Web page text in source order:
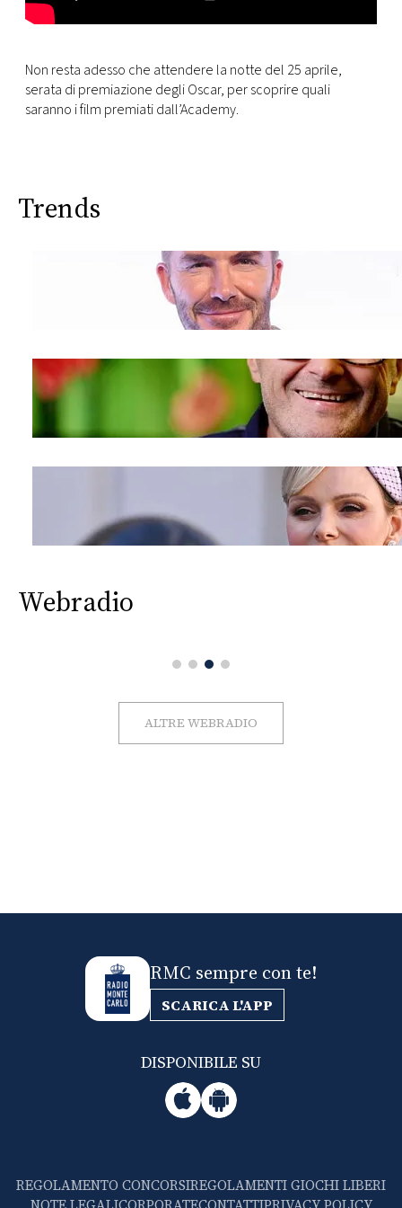
Non resta adesso che attendere la notte del 25 aprile,
serata di premiazione degli Oscar, per scoprire quali
saranno i film premiati dall’Academy.
Trends
Webradio
ALTRE WEBRADIO
RMC sempre con te!
SCARICA L'APP
DISPONIBILE SU
REGOLAMENTO CONCORSIREGOLAMENTI GIOCHI LIBERI